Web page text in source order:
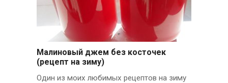
Малиновый джем без косточек
(рецепт на зиму)
Один из моих любимых рецептов на зиму